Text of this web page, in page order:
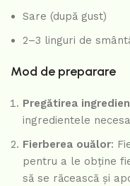
Sare (după gust)
2–3 linguri de
Mod de preparare
Pregătirea
ingredientele
Fierberea ouălor:
pentru a le obține
să se răcească și